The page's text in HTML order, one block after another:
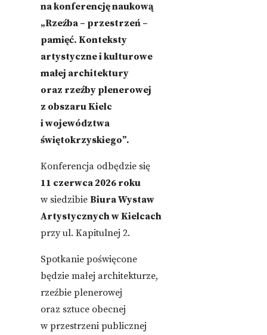
na konferencję naukową
„Rzeźba – przestrzeń –
pamięć. Konteksty
artystyczne i kulturowe
małej architektury
oraz rzeźby plenerowej
z obszaru Kielc
i województwa
świętokrzyskiego”.
Konferencja odbędzie się
11 czerwca 2026 roku
w siedzibie Biura Wystaw
Artystycznych w Kielcach
przy ul. Kapitulnej 2.
Spotkanie poświęcone
będzie małej architekturze,
rzeźbie plenerowej
oraz sztuce obecnej
w przestrzeni publicznej